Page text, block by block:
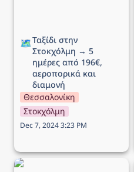
🗺️Ταξίδι στην
Στοκχόλμη → 5
ημέρες από 196€,
αεροπορικά και
διαμονή
Θεσσαλονίκη
Στοκχόλμη
Dec 7, 2024 3:23 PM
Ταξίδι στo Ίνσμπρουκ →